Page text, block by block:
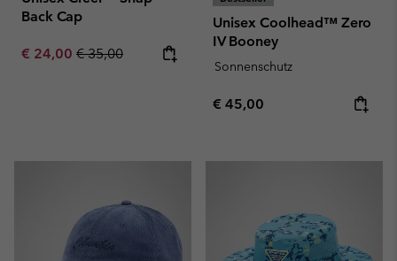
Back Cap
Sale price:
€ 24,00 Regular price:
€ 35,00
Unisex Coolhead™ Zero
IV Booney
Sonnenschutz
Regular price:
€ 45,00